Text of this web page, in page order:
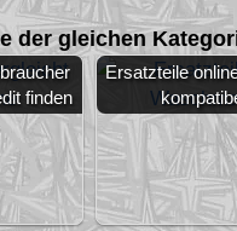
der gleichen
finden
Ersatzteile